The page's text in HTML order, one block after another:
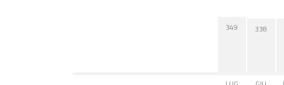
349 338